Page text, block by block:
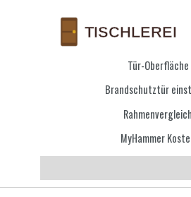
Tür-Oberfläche
Brandschutztür
Rahmenvergleich
MyHammer